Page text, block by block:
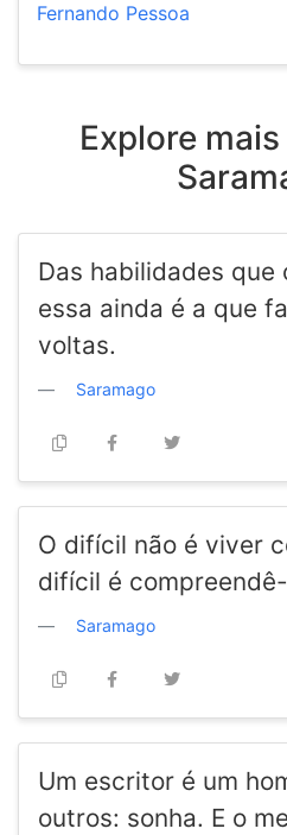
Fernando Pessoa
Explore
Das habilidades que
essa ainda é a que
voltas.
Saramago
O difícil não é viver
difícil é
Saramago
Um escritor é um
outros: sonha. E o